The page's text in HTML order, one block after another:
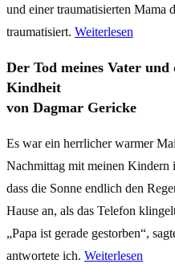
und einer traumatisierten Mama
traumatisiert. Weiterlesen
Der Tod meines Vater
Kindheit
von Dagmar Gericke
Es war ein herrlicher warmer
Nachmittag mit meinen Kindern
dass die Sonne endlich den
Hause an, als das Telefon
„Papa ist gerade gestorben“,
antwortete ich. Weiterlesen